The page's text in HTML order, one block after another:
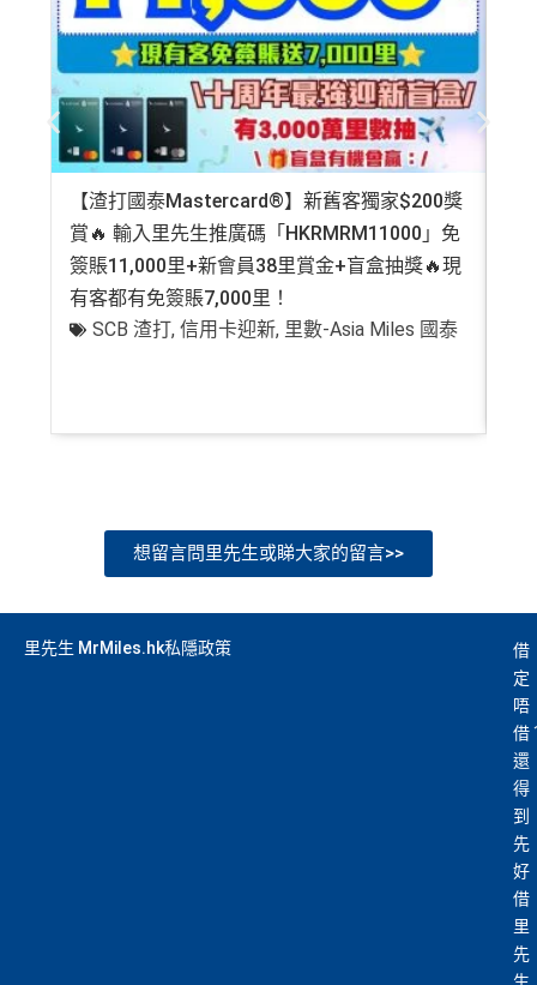
【渣打國泰Mastercard®】新舊客獨家$200獎
賞🔥 輸入里先生推廣碼「HKRMRM11000」免
簽賬11,000里+新會員38里賞金+盲盒抽獎🔥現
有客都有免簽賬7,000里！
SCB 渣打,信用卡迎新, 里數-Asia Miles 國泰
想留言問里先生或睇大家的留言>>
里先生 MrMiles.hk私隱政策
借
定
唔
借
還
得
到
先
好
借
里
先